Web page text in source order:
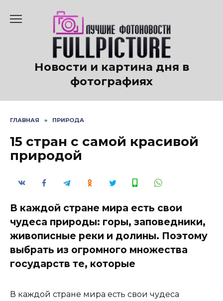
содержанию
Новости и картина дня в
фотографиях
ГЛАВНАЯ » ПРИРОДА
15 стран с самой красивой
природой
В каждой стране мира есть свои
чудеса природы: горы, заповедники,
живописные реки и долины. Поэтому
выбрать из огромного множества
государств те, которые
В каждой стране мира есть свои чудеса